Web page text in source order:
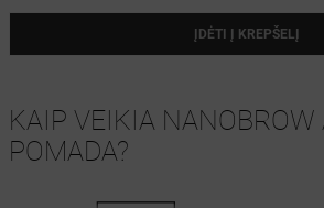
ĮDĖTI Į KREPŠELĮ
KAIP VEIKIA NANOBROW
POMADA?